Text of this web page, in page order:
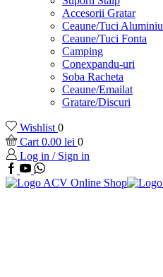
Accesorii Gratar
Ceaune/Tuci Aluminiu
Ceaune/Tuci Fonta
Camping
Conexpandu-uri
Soba Racheta
Ceaune/Emailat
Gratare/Discuri
Wishlist 0
Cart 0.00 lei 0
Log in / Sign in